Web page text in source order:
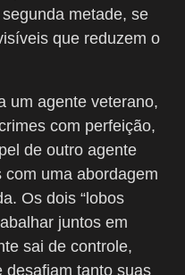
metade, se
que reduzem o
um agente veterano,
com perfeição,
de outro agente
uma abordagem
Os dois “lobos
juntos em
sai de controle,
desafiam tanto suas